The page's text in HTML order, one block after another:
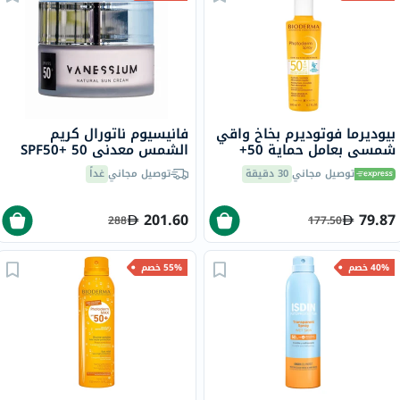
بيوديرما فوتوديرم بخاخ واقي
شمسي بعامل حماية 50+
200 مل توصيل مجاني30 دقيقة
79.87
177.50
فانيسيوم ناتورال كريم
الشمس معدني SPF50+ 50
ملتوصيل مجانيغداً
201.60
288
40% خصم 55% خصم